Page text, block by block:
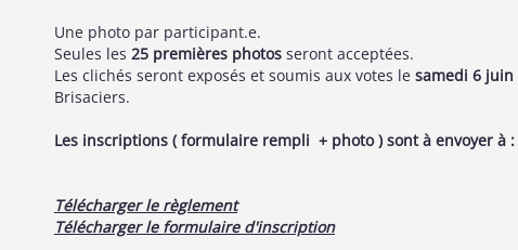
Une photo par participant.e.
Seules les 25 premières photos seront acceptées.
Les clichés seront exposés et soumis aux votes le samedi 6 juin
Brisaciers.
Les inscriptions ( formulaire rempli + photo ) sont à envoyer à :
Télécharger le règlement
Télécharger le formulaire d'inscription